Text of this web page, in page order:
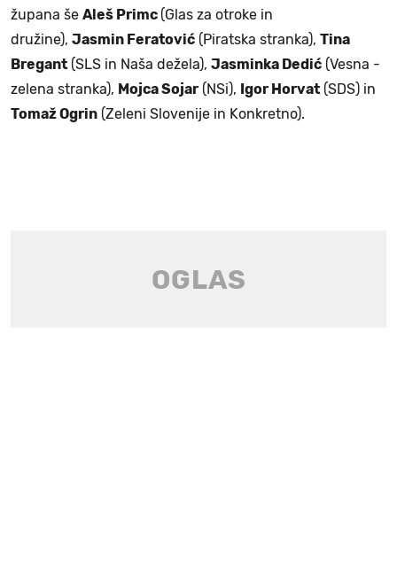
župana še Aleš Primc (Glas za otroke in
družine), Jasmin Feratović (Piratska stranka), Tina
Bregant (SLS in Naša dežela), Jasminka Dedić (Vesna -
zelena stranka), Mojca Sojar (NSi), Igor Horvat (SDS) in
Tomaž Ogrin (Zeleni Slovenije in Konkretno).